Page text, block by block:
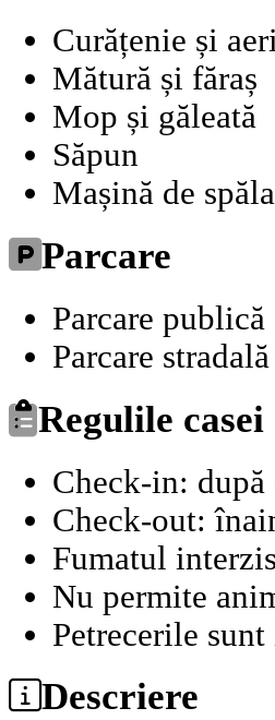
Curățenie și
Mătură și făraș
Mop și găleată
Săpun
Mașină de
Parcare
Parcare
Parcare
Regulile casei
Check-in: după
Check-out:
Fumatul
Nu permite
Petrecerile
Descriere